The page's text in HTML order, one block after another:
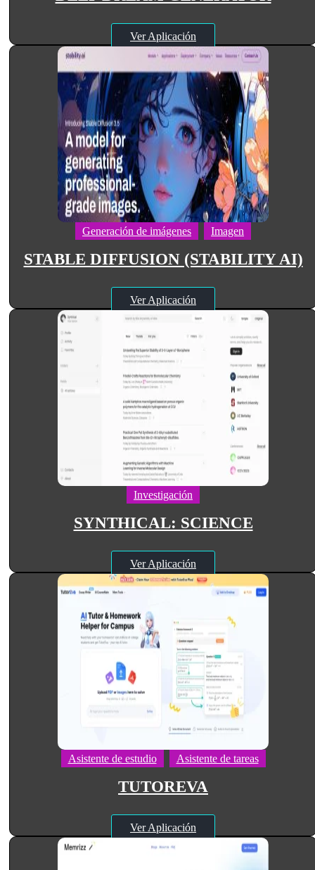
Ver Aplicación
Generación de imágenes Imagen
STABLE DIFFUSION (STABILITY AI)
Ver Aplicación
Investigación
SYNTHICAL: SCIENCE
Ver Aplicación
Asistente de estudio Asistente de tareas
TUTOREVA
Ver Aplicación